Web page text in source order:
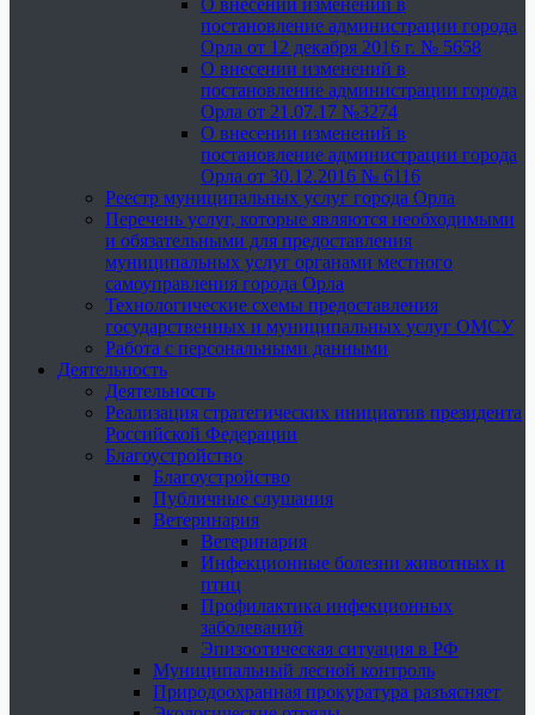
О внесении изменений в
постановление администрации города
Орла от 12 декабря 2016 г. № 5658
О внесении изменений в
постановление администрации города
Орла от 21.07.17 №3274
О внесении изменений в
постановление администрации города
Орла от 30.12.2016 № 6116
Реестр муниципальных услуг города Орла
Перечень услуг, которые являются необходимыми
и обязательными для предоставления
муниципальных услуг органами местного
самоуправления города Орла
Технологические схемы предоставления
государственных и муниципальных услуг ОМСУ
Работа с персональными данными
Деятельность
Деятельность
Реализация стратегических инициатив президента
Российской Федерации
Благоустройство
Благоустройство
Публичные слушания
Ветеринария
Ветеринария
Инфекционные болезни животных и
птиц
Профилактика инфекционных
заболеваний
Эпизоотическая ситуация в РФ
Муниципальный лесной контроль
Природоохранная прокуратура разъясняет